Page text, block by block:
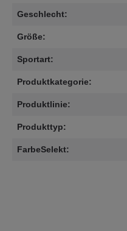
Geschlecht:
Größe:
Sportart:
Produktkategorie:
Produktlinie:
Produkttyp:
FarbeSelekt: